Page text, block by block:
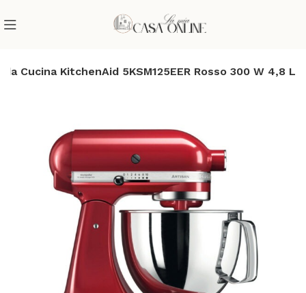
Cucina KitchenAid 5KSM125EER Rosso 300 W 4,8 L